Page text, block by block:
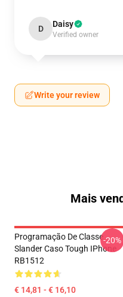
D Daisy
Verified owner
Write your review
Mais
Programação De Classe
Slander Caso Tough IPhone
RB1512
€ 14,81 - € 16,10
-20%